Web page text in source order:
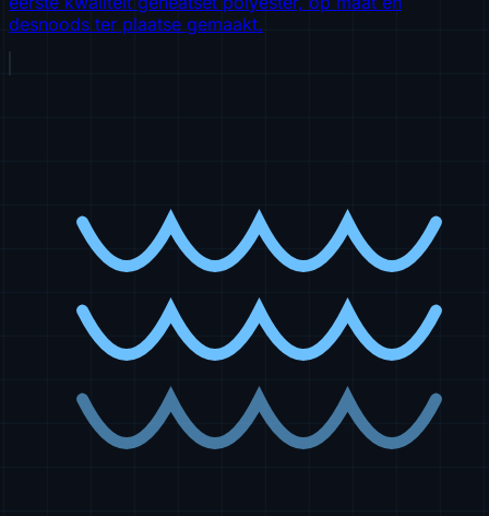
desnoods ter plaatse gemaakt.